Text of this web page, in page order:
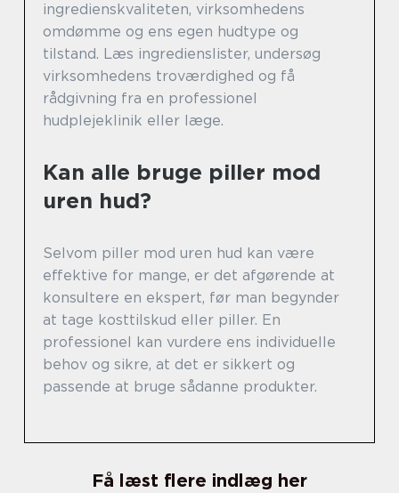
ingredienskvaliteten, virksomhedens
omdømme og ens egen hudtype og
tilstand. Læs ingredienslister, undersøg
virksomhedens troværdighed og få
rådgivning fra en professionel
hudplejeklinik eller læge.
Kan alle bruge piller mod
uren hud?
Selvom piller mod uren hud kan være
effektive for mange, er det afgørende at
konsultere en ekspert, før man begynder
at tage kosttilskud eller piller. En
professionel kan vurdere ens individuelle
behov og sikre, at det er sikkert og
passende at bruge sådanne produkter.
Få læst flere indlæg her